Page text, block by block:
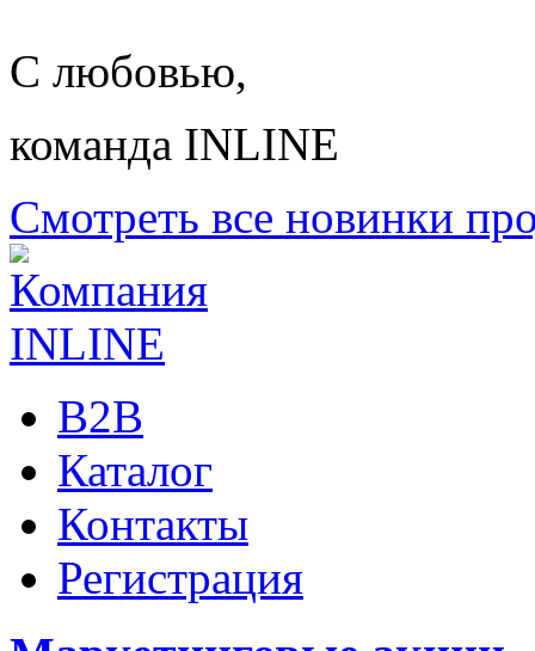
С любовью,
команда INLINE
Смотреть все новинки
B2B
Каталог
Контакты
Регистрация